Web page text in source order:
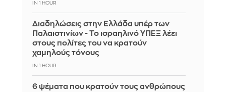
IN 1 HOUR
Διαδηλώσεις στην Ελλάδα υπέρ των
Παλαιστινίων - Το ισραηλινό ΥΠΕΞ λέει
στους πολίτες του να κρατούν
χαμηλούς τόνους
IN 1 HOUR
6 ψέματα που κρατούν τους ανθρώπους